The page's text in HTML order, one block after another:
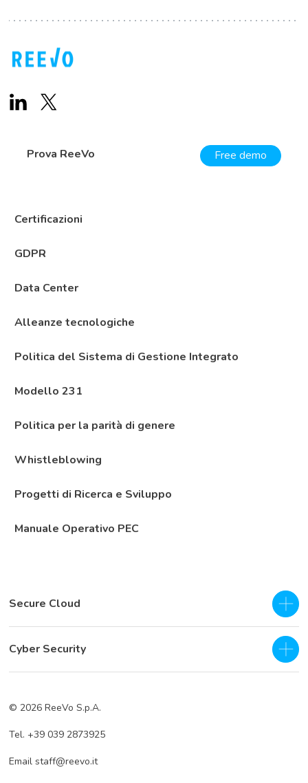
Prova ReeVo Free demo
Certificazioni
GDPR
Data Center
Alleanze tecnologiche
Politica del Sistema di Gestione Integrato
Modello 231
Politica per la parità di genere
Whistleblowing
Progetti di Ricerca e Sviluppo
Manuale Operativo PEC
Secure Cloud
IaaS - Private Cloud
Private Cloud
Cyber Security
Incident Response
© 2026 ReeVo S.p.A.
Tel. +39 039 2873925
Email staff@reevo.it